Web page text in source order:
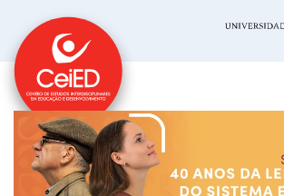
Saltar para o conteúdo principal